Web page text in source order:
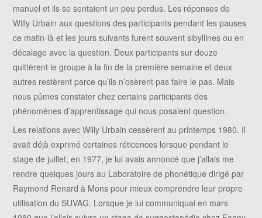
manuel et ils se sentaient un peu perdus. Les réponses de
Willy Urbain aux questions des participants pendant les pauses
ce matin-là et les jours suivants furent souvent sibyllines ou en
décalage avec la question. Deux participants sur douze
quittèrent le groupe à la fin de la première semaine et deux
autres restèrent parce qu’ils n’osèrent pas faire le pas. Mais
nous pûmes constater chez certains participants des
phénomènes d’apprentissage qui nous posaient question.
Les relations avec Willy Urbain cessèrent au printemps 1980. Il
avait déjà exprimé certaines réticences lorsque pendant le
stage de juillet, en 1977, je lui avais annoncé que j’allais me
rendre quelques jours au Laboratoire de phonétique dirigé par
Raymond Renard à Mons pour mieux comprendre leur propre
utilisation du SUVAG. Lorsque je lui communiquai en mars